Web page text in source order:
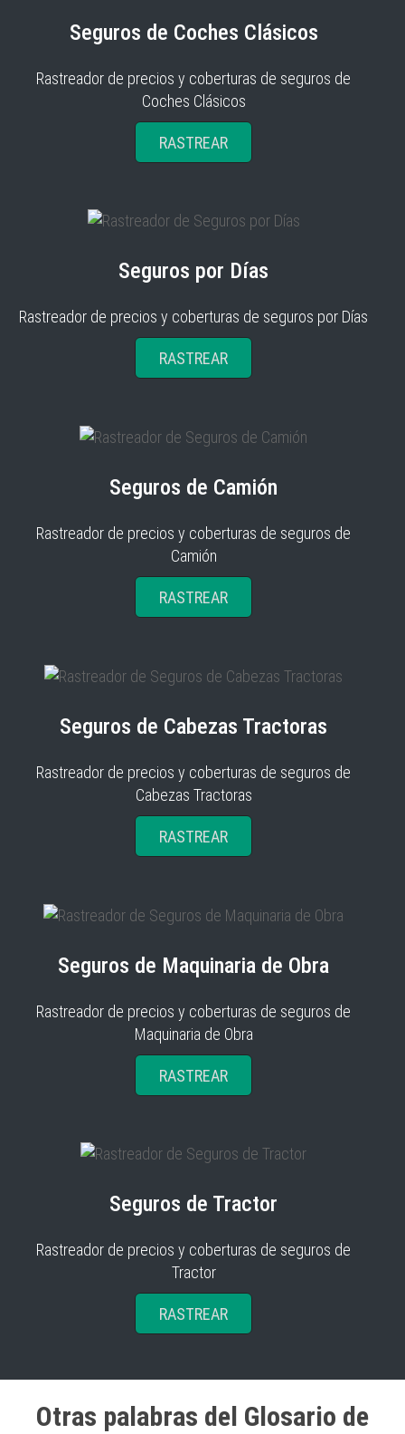
Seguros de Coches Clásicos
Rastreador de precios y coberturas de seguros de
Coches Clásicos
RASTREAR
Seguros por Días
Rastreador de precios y coberturas de seguros por Días
RASTREAR
Seguros de Camión
Rastreador de precios y coberturas de seguros de
Camión
RASTREAR
Seguros de Cabezas Tractoras
Rastreador de precios y coberturas de seguros de
Cabezas Tractoras
RASTREAR
Seguros de Maquinaria de Obra
Rastreador de precios y coberturas de seguros de
Maquinaria de Obra
RASTREAR
Seguros de Tractor
Rastreador de precios y coberturas de seguros de
Tractor
RASTREAR
Otras palabras del Glosario de